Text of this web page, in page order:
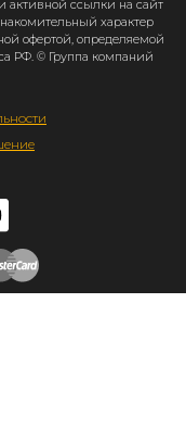
активной ссылки на сайт
характер
офертой, определяемой
РФ. © Группа компаний